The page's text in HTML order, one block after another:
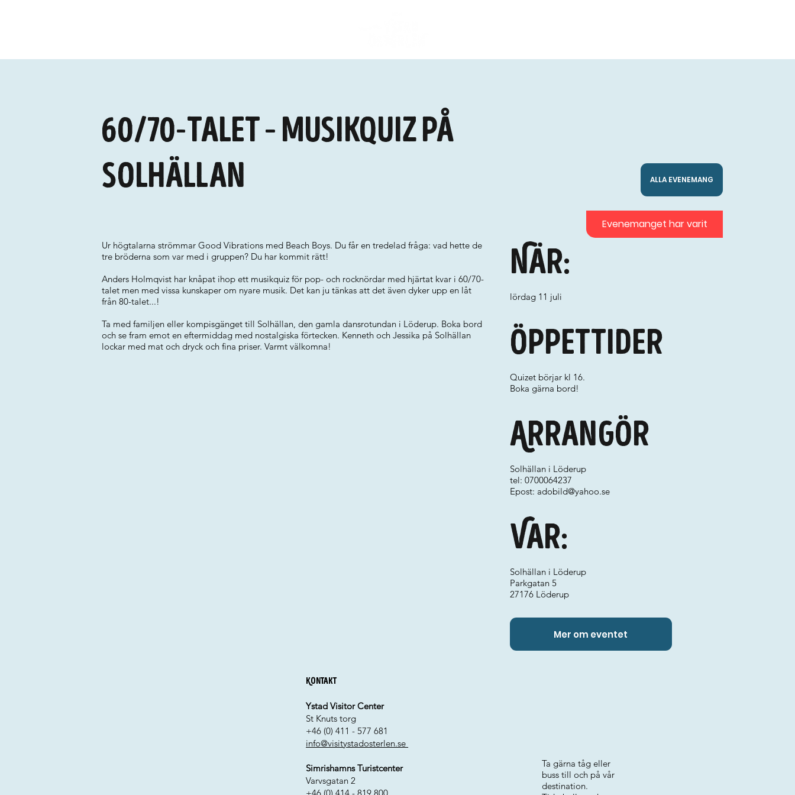
60/70-talet – musikquiz på
Solhällan
ALLA EVENEMANG
Ur högtalarna strömmar Good Vibrations med Beach Boys. Du får en tredelad fråga: vad hette de
tre bröderna som var med i gruppen? Du har kommit rätt!
Anders Holmqvist har knåpat ihop ett musikquiz för pop- och rocknördar med hjärtat kvar i 60/70-
talet men med vissa kunskaper om nyare musik. Det kan ju tänkas att det även dyker upp en låt
från 80-talet...!
Ta med familjen eller kompisgänget till Solhällan, den gamla dansrotundan i Löderup. Boka bord
och se fram emot en eftermiddag med nostalgiska förtecken. Kenneth och Jessika på Solhällan
lockar med mat och dryck och fina priser. Varmt välkomna!
När:
lördag 11 juli
Var:
Arrangör
Solhällan i Löderup
tel: 0700064237
Epost: adobild@yahoo.se
Solhällan i Löderup
Parkgatan 5
27176 Löderup
Öppettider
Quizet börjar kl 16.
Boka gärna bord!
Mer om eventet
Evenemanget har varit
Kontakt
Ystad Visitor Center
St Knuts torg
+46 (0) 411 - 577 681
info@visitystadosterlen.se
Simrishamns Turistcenter
Varvsgatan 2
Ta gärna tåg eller
buss till och på vår
destination.